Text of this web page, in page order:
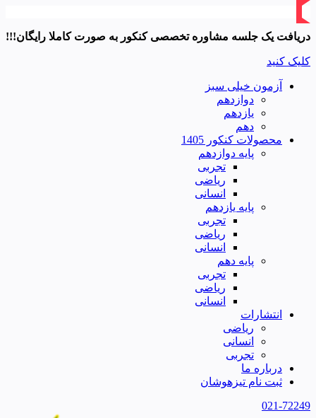
دریافت یک جلسه مشاوره تخصصی کنکور به صورت کاملا رایگان!!!
کلیک کنید
آزمون خیلی سبز
دوازدهم
یازدهم
دهم
محصولات کنکور 1405
پایه دوازدهم
تجربی
ریاضی
انسانی
پایه یازدهم
تجربی
ریاضی
انسانی
پایه دهم
تجربی
ریاضی
انسانی
انتشارات
ریاضی
انسانی
تجربی
درباره ما
ثبت نام تیزهوشان
021-72249